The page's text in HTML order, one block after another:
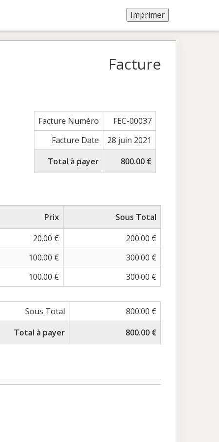
Facture
Facture Numéro
FEC-00037
Facture Date
28 juin 2021
Total à payer
800.00 €
Prix
Sous Total
20.00 €
200.00 €
100.00 €
300.00 €
100.00 € 300.00 €
Sous Total
800.00 €
Total à payer
800.00 €